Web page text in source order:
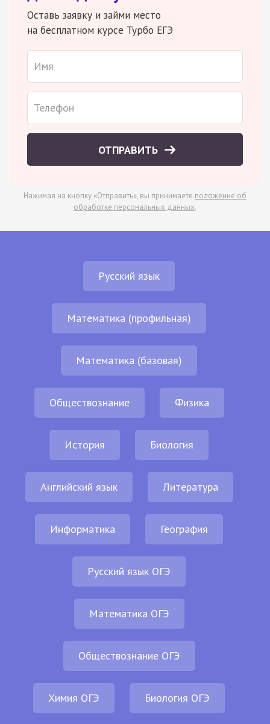
Оставь заявку и займи место
на бесплатном курсе Турбо ЕГЭ
ОТПРАВИТЬ
Нажимая на кнопку «Отправить», вы принимаете положение об
обработке персональных данных.
Русский язык
Математика (профильная)
Математика (базовая)
Обществознание Физика
История Биология
Английский язык Литература
Информатика География
Русский язык ОГЭ
Математика ОГЭ
Обществознание ОГЭ
Химия ОГЭ Биология ОГЭ